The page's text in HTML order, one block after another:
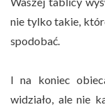
nie tylko takie,
spodobać.
I na koniec
widziało, ale nie